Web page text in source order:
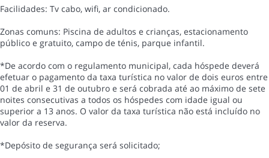
Facilidades: Tv cabo, wifi, ar condicionado.
Zonas comuns: Piscina de adultos e crianças, estacionamento
público e gratuito, campo de ténis, parque infantil.
*De acordo com o regulamento municipal, cada hóspede deverá
efetuar o pagamento da taxa turística no valor de dois euros entre
01 de abril e 31 de outubro e será cobrada até ao máximo de sete
noites consecutivas a todos os hóspedes com idade igual ou
superior a 13 anos. O valor da taxa turística não está incluído no
valor da reserva.
*Depósito de segurança será solicitado;